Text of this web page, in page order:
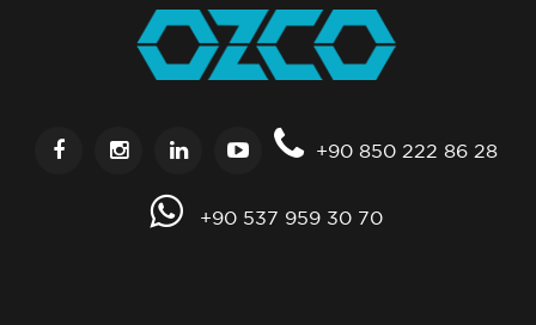
+90 850 222 86 28
+90 537 959 30 70